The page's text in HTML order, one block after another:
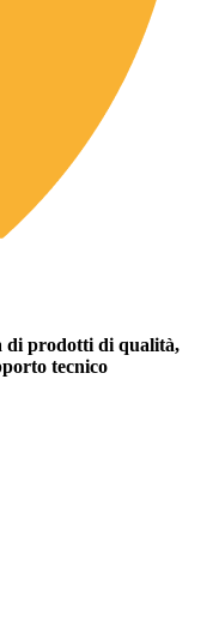
di prodotti di qualità,
tecnico